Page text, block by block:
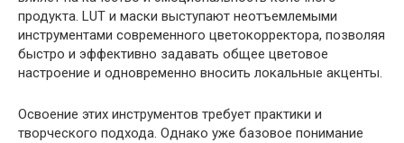
продукта. LUT и маски выступают неотъемлемыми
инструментами современного цветокорректора, позволяя
быстро и эффективно задавать общее цветовое
настроение и одновременно вносить локальные акценты.
Освоение этих инструментов требует практики и
творческого подхода. Однако уже базовое понимание